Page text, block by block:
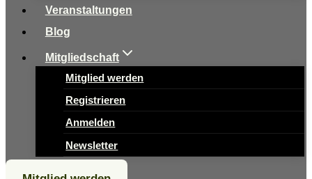
Veranstaltungen
Blog
Mitgliedschaft
Mitglied werden
Registrieren
Anmelden
Newsletter